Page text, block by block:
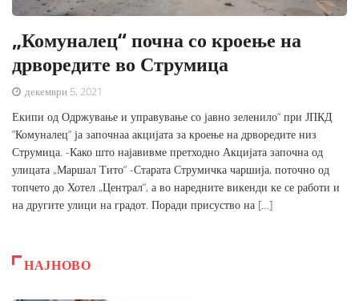
„Комуналец“ почна со кроење на
дрворедите во Струмица
декември 5, 2021
Екипи од Одржување и управување со јавно зеленило“ при ЈПКД
“Комуналец“ ја започнаа акцијата за кроење на дрворедите низ
Струмица. -Како што најавивме претходно Акцијата започна од
улицата „Маршал Тито“ -Старата Струмичка чаршија, поточно од
топчето до Хотел „Централ“, а во наредните викенди ке се работи и
на другите улици на градот. Поради присуство на […]
НАЈНОВО